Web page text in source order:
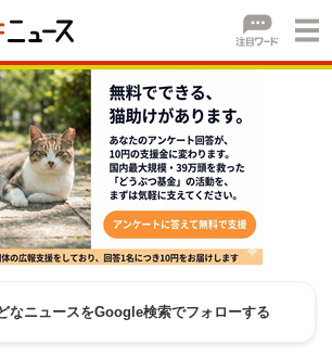
なニュースをGoogle検索でフォローする